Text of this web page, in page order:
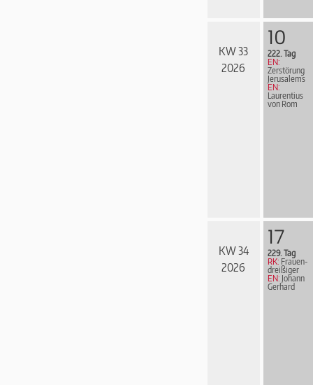
KW 33
2026
10
222. Tag
EN:
Zerstörung
Jerusalems
EN:
Laurentius
von Rom
KW 34
2026
17
229. Tag
RK: Frau­en­
drei­ßi­ger
EN: Johann
Gerhard